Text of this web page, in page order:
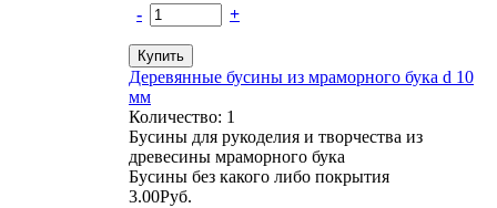
- +
Деревянные бусины из мраморного бука d 10
мм
Количество: 1
Бусины для рукоделия и творчества из
древесины мраморного бука
Бусины без какого либо покрытия
3.00Руб.